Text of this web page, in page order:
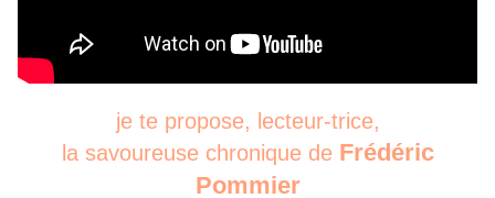
je te propose, lecteur-trice,
la savoureuse chronique de Frédéric
Pommier